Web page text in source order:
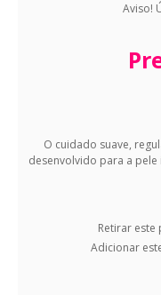
Aviso!
O cuidado suave,
desenvolvido para a
Retirar
Adicionar